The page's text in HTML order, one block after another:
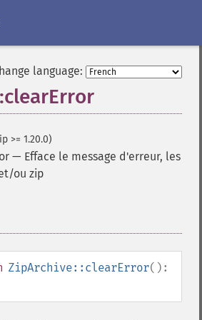
language:
>= 1.20.0)
— Efface le message d'erreur, les
ou zip
ZipArchive::clearError():